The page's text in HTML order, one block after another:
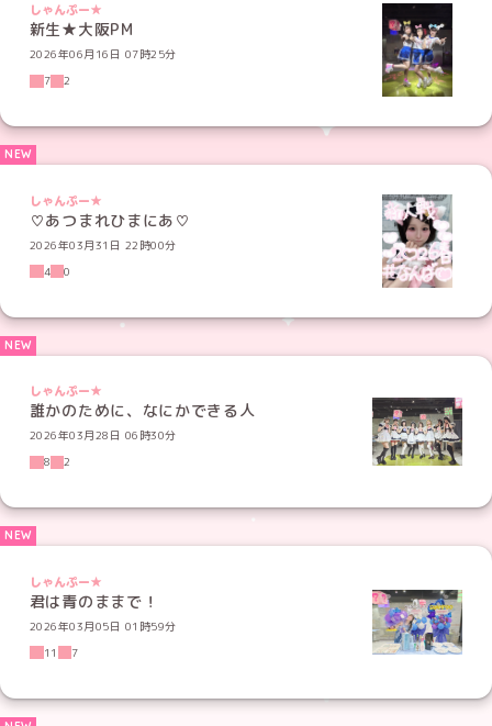
しゃんぷー★
新生★大阪PM
2026年06月16日 07時25分
7
2
しゃんぷー★
♡あつまれひまにあ♡
2026年03月31日 22時00分
4
0
しゃんぷー★
誰かのために、なにかできる人
2026年03月28日 06時30分
8
2
しゃんぷー★
君は青のままで！
2026年03月05日 01時59分
11
7